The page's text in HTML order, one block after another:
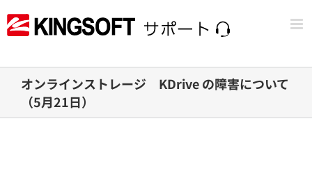
to
オンラインストレージ KDrive の障害について
（5月21日）